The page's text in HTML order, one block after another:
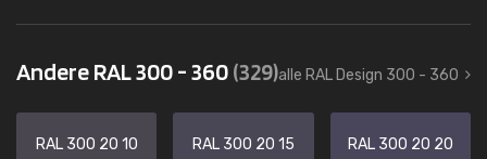
Andere RAL 300 - 360(329)alle RAL Design 300 - 360
RAL 300 20 10 RAL 300 20 15 RAL 300 20 20